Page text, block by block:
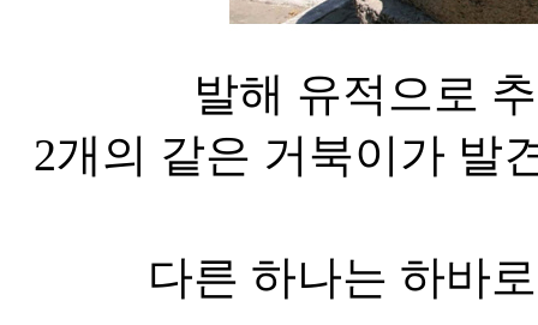
발해 유적으로
2개의 같은 거북이가 발
다른 하나는 하바